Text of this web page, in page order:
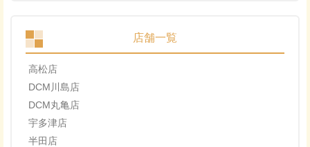
店舗一覧
高松店
DCM川島店
DCM丸亀店
宇多津店
半田店